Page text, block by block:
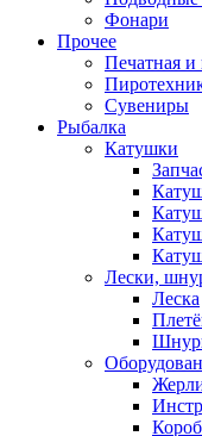
Фонари
Прочее
Печатная и
Сувениры
Рыбалка
Катушки
Лески,
Леска